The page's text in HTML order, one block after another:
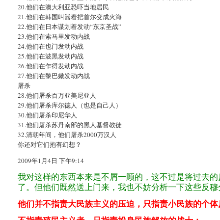
20.他们在澳大利亚恐吓当地居民
21.他们在韩国叫嚣着把首尔变成火海
22.他们在日本谋划着发动“东京圣战”
23.他们在索马里发动内战
24.他们在也门发动内战
25.他们在波黑发动内战
26.他们在乍得发动内战
27.他们在黎巴嫩发动内战
屠杀
28.他们屠杀百万亚美尼亚人
29.他们屠杀库尔德人（也是自己人）
30.他们屠杀印尼华人
31.他们屠杀苏丹南部的黑人基督教徒
32.清朝年间，他们屠杀2000万汉人
你还对它们抱有幻想？
2009年1月4日 下午9:14
我对这样的东西本来是不屑一顾的，这不过是将过去
了。但他们既然送上门来，我也不妨分析一下这些反
他们并不指责大民族主义的压迫，只指责小民族的个